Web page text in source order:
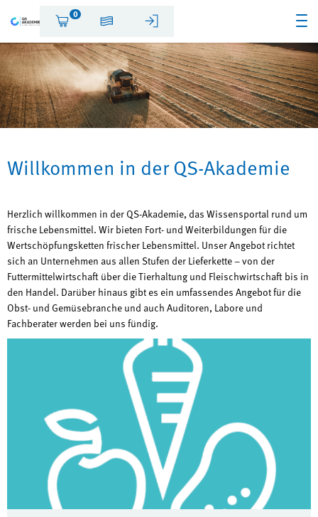
0
Willkommen in der QS-Akademie
Herzlich willkommen in der QS-Akademie, das Wissensportal rund um
frische Lebensmittel. Wir bieten Fort- und Weiterbildungen für die
Wertschöpfungsketten frischer Lebensmittel. Unser Angebot richtet
sich an Unternehmen aus allen Stufen der Lieferkette – von der
Futtermittelwirtschaft über die Tierhaltung und Fleischwirtschaft bis in
den Handel. Darüber hinaus gibt es ein umfassendes Angebot für die
Obst- und Gemüsebranche und auch Auditoren, Labore und
Fachberater werden bei uns fündig.